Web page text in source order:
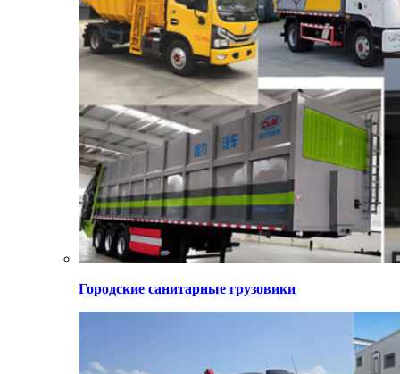
Городские санитарные грузовики